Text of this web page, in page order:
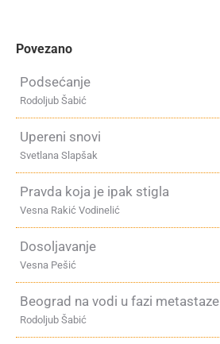
Povezano
Podsećanje
Rodoljub Šabić
Upereni snovi
Svetlana Slapšak
Pravda koja je ipak stigla
Vesna Rakić Vodinelić
Dosoljavanje
Vesna Pešić
Beograd na vodi u fazi metastaze
Rodoljub Šabić